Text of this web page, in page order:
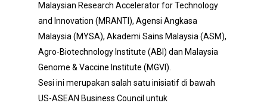
Malaysian Research Accelerator for Technology
and Innovation (MRANTI), Agensi Angkasa
Malaysia (MYSA), Akademi Sains Malaysia (ASM),
Agro-Biotechnology Institute (ABI) dan Malaysia
Genome & Vaccine Institute (MGVI).
Sesi ini merupakan salah satu inisiatif di bawah
US-ASEAN Business Council untuk